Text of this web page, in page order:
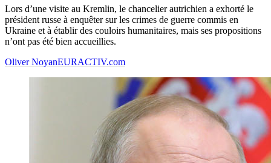
Lors d’une visite au Kremlin, le chancelier autrichien a exhorté le
président russe à enquêter sur les crimes de guerre commis en
Ukraine et à établir des couloirs humanitaires, mais ses propositions
n’ont pas été bien accueillies.
Oliver NoyanEURACTIV.com